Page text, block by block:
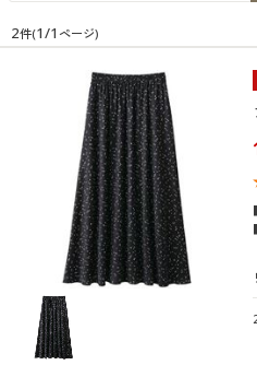
メンズ下着
ジュニア・ティーンズ下着
メンズファッション
メンズ下着
家電・雑貨すべて
キッチン・雑貨・日用品
寝具・インテリア・家具
寝具・インテリア・家具通販す
家具・収納
寝具・ベッド
カーテン・ラグ・ファブリック
美容・健康
美容・健康通販すべて
美容・健康・サプリメント
制服・スクール
制服・スクールすべて
制服・学生服
ジュニア・ティーンズ下着
大きいサイズ
大きいサイズ通販すべて
大きいサイズ レディース服
バーゲン
バーゲンセール
詳細検索
在庫 在庫のある商
レディースサ
イズ
2件(1/1 ページ)